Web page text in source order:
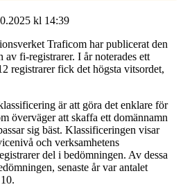
kl 14:39
Traficom har publicerat den
av fi-registrarer. I år noterades ett
registrarer fick det högsta vitsordet,
är att göra det enklare för
överväger att skaffa ett domännamn
sig bäst. Klassificeringen visar
och verksamhetens
del i bedömningen. Av dessa
senaste år var antalet